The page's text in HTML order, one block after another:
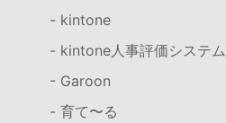
- kintone
- kintone人事評価システム
- Garoon
- 育て〜る